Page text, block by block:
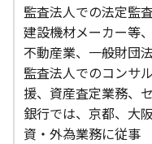
監査法人での法定監
建設機材メーカー等
不動産業、一般財団法
監査法人でのコンサ
援、資産査定業務、
銀行では、京都、大
資・外為業務に従事